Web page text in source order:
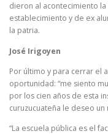
dieron al acontecimiento
establecimiento y de ex
la patria.
José Irigoyen
Por último y para cerrar el
oportunidad: “me siento
por los cien años de esta
curuzucuateña le deseo un
“La escuela pública es el